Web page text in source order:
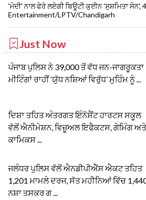
'ਮੋਦੀ' ਨਾਲ ਫੇਰੇ ਲਏਗੀ ਬਿਊਟੀ ਕੁਈਨ 'ਸੁਸ਼ਮਿਤਾ ਸੇਨ',
Entertainment/LPTV/Chandigarh
Just Now
ਪੰਜਾਬ ਪੁਲਿਸ ਨੇ 39,000 ਤੋਂ ਵੱਧ ਜਨ-ਜਾਗਰੂਕਤਾ
ਮੀਟਿੰਗਾਂ ਰਾਹੀਂ ‘ਯੁੱਧ ਨਸ਼ਿਆਂ ਵਿਰੁੱਧ’ ਮੁਹਿੰਮ ਨੂੰ ...
ਦਿਸ਼ਾ ਤਹਿਤ ਅੰਤਰਗਤ ਇੰਨੋਸੈਂਟ ਹਾਰਟਸ ਸਕੂਲ
ਵੱਲੋਂ ਐਨੀਮੇਸ਼ਨ, ਵਿਜ਼ੂਅਲ ਇਫੈਕਟਸ, ਗੇਮਿੰਗ ਅਤੇ
ਕਾਮਿਕਸ ...
ਜਲੰਧਰ ਪੁਲਿਸ ਵੱਲੋਂ ਐਨਡੀਪੀਐੱਸ ਐਕਟ ਤਹਿਤ
1,201 ਮਾਮਲੇ ਦਰਜ, ਸੱਤ ਮਹੀਨਿਆਂ ਵਿੱਚ
ਨਸ਼ਾ ਤਸਕਰ ਗ ...